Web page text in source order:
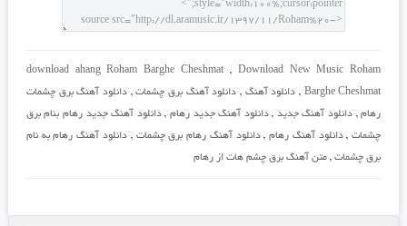
download ahang Roham Barghe Cheshmat , Download New Music Roham
Barghe Cheshmat
, دانلود آهنگ , دانلود آهنگ برق چشمات,دانلود آهنگ برق چشمات
رهام, دانلود آهنگ جدید ,دانلود آهنگ جدید رهام ,دانلود آهنگ جدید رهام بنام برق
چشمات,دانلود آهنگ رهام,دانلود آهنگ رهام برق چشمات ,دانلود آهنگ رهام به نام
برق چشمات, متن آهنگ برق چشم هات از رهام